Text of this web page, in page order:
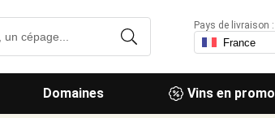
Domaines Vins en promo
Pays de livraison :